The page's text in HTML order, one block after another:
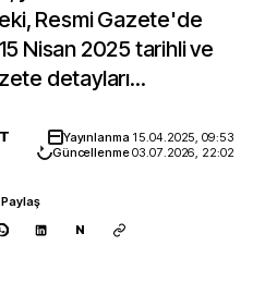
Resmi Gazete'de
Nisan 2025 tarihli ve
detayları...
Yayınlanma 15.04.2025, 09:53
Güncellenme03.07.2026, 22:02
Paylaş
N